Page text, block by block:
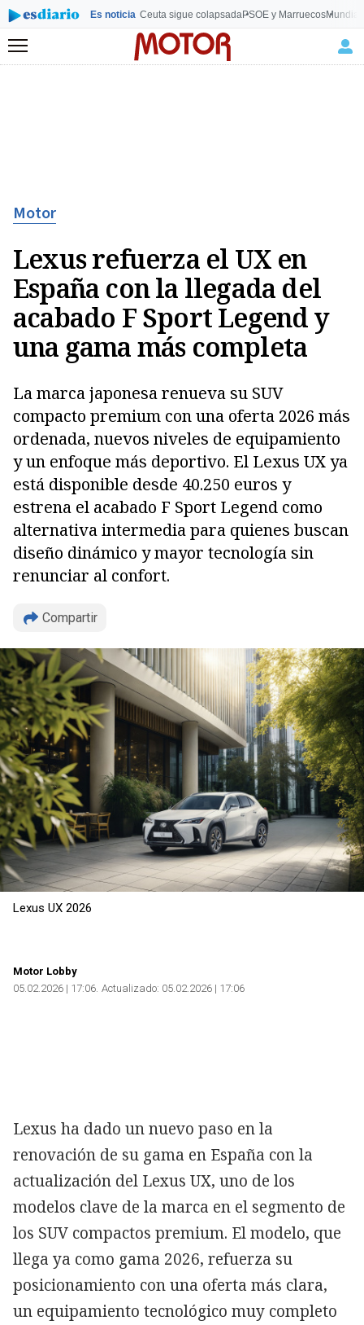
Es noticia Ceuta sigue colapsadaPSOE y MarruecosMundial
Menú
Motor
Lexus refuerza el UX en
España con la llegada del
acabado F Sport Legend y
una gama más completa
La marca japonesa renueva su SUV
compacto premium con una oferta 2026 más
ordenada, nuevos niveles de equipamiento
y un enfoque más deportivo. El Lexus UX ya
está disponible desde 40.250 euros y
estrena el acabado F Sport Legend como
alternativa intermedia para quienes buscan
diseño dinámico y mayor tecnología sin
renunciar al confort.
Compartir
Copiar
Lexus UX 2026
Motor Lobby
05.02.2026 | 17:06 Actualizado: 05.02.2026 | 17:06
Lexus ha dado un nuevo paso en la
renovación de su gama en España con la
actualización del Lexus UX, uno de los
modelos clave de la marca en el segmento de
los SUV compactos premium. El modelo, que
llega ya como gama 2026, refuerza su
posicionamiento con una oferta más clara,
un equipamiento tecnológico muy completo